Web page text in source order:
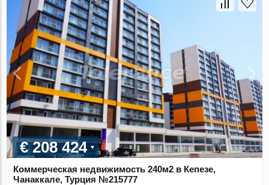
€ 208 424
Коммерческая недвижимость 240м2 в Кепезе,
Чанаккале, Турция №215777